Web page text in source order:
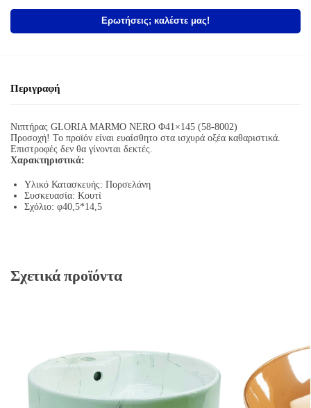
Ερωτήσεις; καλέστε μας!
Περιγραφή
Νιπτήρας GLORIA MARMO NERO Φ41×145 (58-8002)
Προσοχή! Το προϊόν είναι ευαίσθητο στα ισχυρά οξέα καθαριστικά.
Επιστροφές δεν θα γίνονται δεκτές.
Χαρακτηριστικά:
Υλικό Κατασκευής: Πορσελάνη
Συσκευασία: Κουτί
Σχόλιο: φ40,5*14,5
Σχετικά προϊόντα